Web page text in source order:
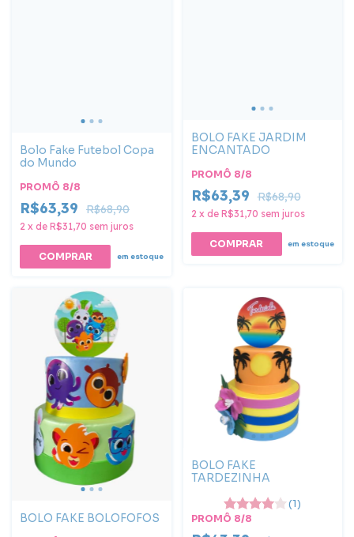
Bolo Fake Futebol Copa
do Mundo
PROMÔ 8/8
R$63,39 R$68,90
2 x de R$31,70 sem juros
COMPRAR em estoque
BOLO FAKE JARDIM
ENCANTADO
PROMÔ 8/8
R$63,39 R$68,90
2 x de R$31,70 sem juros
COMPRAR em estoque
BOLO FAKE BOLOFOFOS
BOLO FAKE
TARDEZINHA
(1)
PROMÔ 8/8